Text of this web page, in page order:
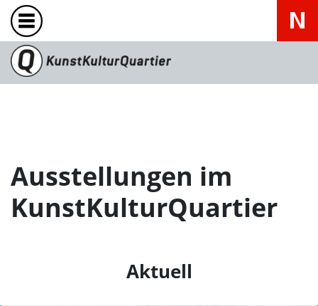
Ausstellungen im
KunstKulturQuartier
Aktuell